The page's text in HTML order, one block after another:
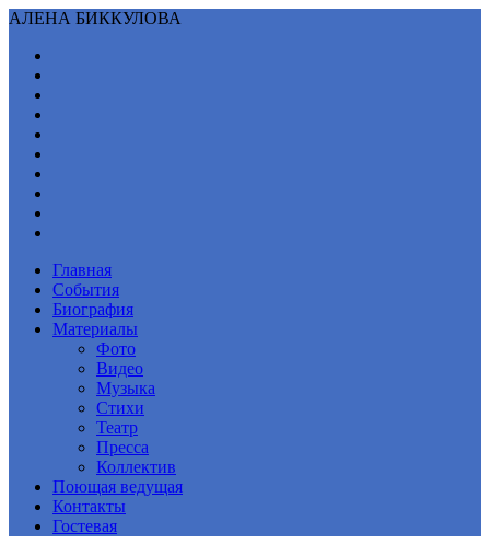
АЛЕНА БИККУЛОВА
Главная
События
Биография
Материалы
Фото
Видео
Музыка
Стихи
Театр
Пресса
Коллектив
Поющая ведущая
Контакты
Гостевая